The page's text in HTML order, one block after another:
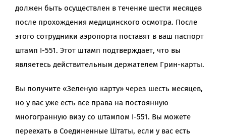
должен быть осуществлен в течение шести месяцев
после прохождения медицинского осмотра. После
этого сотрудники аэропорта поставят в ваш паспорт
штамп I-551. Этот штамп подтверждает, что вы
являетесь действительным держателем Грин-карты.
Вы получите «Зеленую карту» через шесть месяцев,
но у вас уже есть все права на постоянную
многогранную визу со штампом I-551. Вы можете
переехать в Соединенные Штаты, если у вас есть